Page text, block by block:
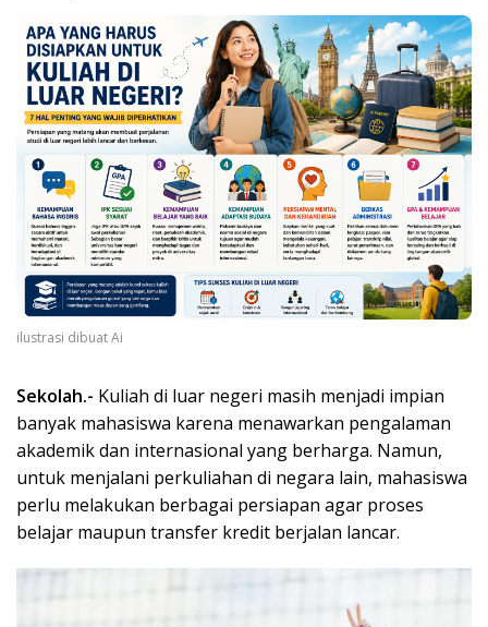
ilustrasi dibuat Ai
Sekolah.- Kuliah di luar negeri masih menjadi impian
banyak mahasiswa karena menawarkan pengalaman
akademik dan internasional yang berharga. Namun,
untuk menjalani perkuliahan di negara lain, mahasiswa
perlu melakukan berbagai persiapan agar proses
belajar maupun transfer kredit berjalan lancar.